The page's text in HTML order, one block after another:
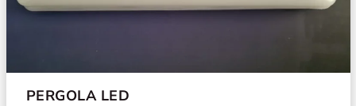
PERGOLA LED